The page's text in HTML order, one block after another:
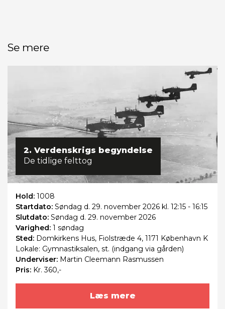
Se mere
2. Verdenskrigs begyndelse
De tidlige felttog
Hold: 1008
Startdato: Søndag d. 29. november 2026 kl. 12:15 - 16:15
Slutdato: Søndag d. 29. november 2026
Varighed: 1 søndag
Sted: Domkirkens Hus, Fiolstræde 4, 1171 København K
Lokale: Gymnastiksalen, st. (indgang via gården)
Underviser: Martin Cleemann Rasmussen
Pris: Kr. 360,-
Læs mere